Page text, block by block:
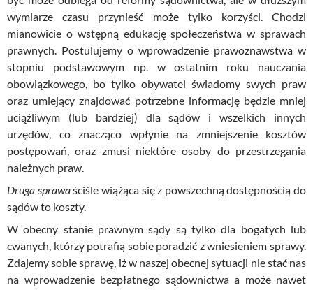
wymiarze czasu przynieść może tylko korzyści. Chodzi
mianowicie o wstępną edukację społeczeństwa w sprawach
prawnych. Postulujemy o wprowadzenie prawoznawstwa w
stopniu podstawowym np. w ostatnim roku nauczania
obowiązkowego, bo tylko obywatel świadomy swych praw
oraz umiejący znajdować potrzebne informację będzie mniej
uciążliwym (lub bardziej) dla sądów i wszelkich innych
urzędów, co znacząco wpłynie na zmniejszenie kosztów
postępowań, oraz zmusi niektóre osoby do przestrzegania
należnych praw.
Druga sprawaściśle wiążąca się z powszechną dostępnością do
sądów to koszty.
W obecny stanie prawnym sądy są tylko dla bogatych lub
cwanych, którzy potrafią sobie poradzić z wniesieniem sprawy.
Zdajemy sobie sprawę, iż w naszej obecnej sytuacji nie stać nas
na wprowadzenie bezpłatnego sądownictwa a może nawet